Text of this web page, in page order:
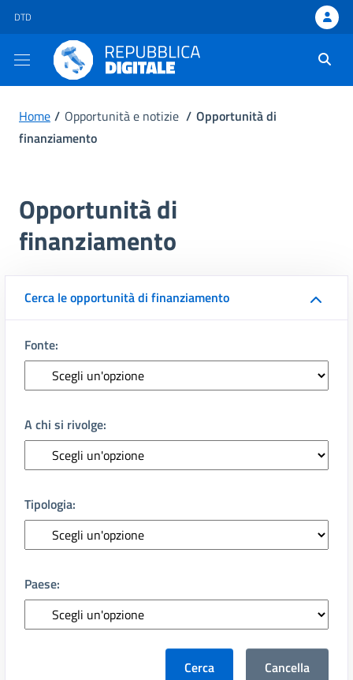
DTD
Ti trovi in:
Home / Opportunità e notizie / Opportunità di
finanziamento
Opportunità di
finanziamento
Cerca le opportunità di finanziamento
Fonte:
A chi si rivolge:
Tipologia:
Paese:
Cerca Cancella